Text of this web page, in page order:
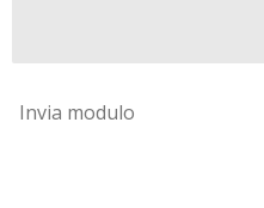
Invia modulo